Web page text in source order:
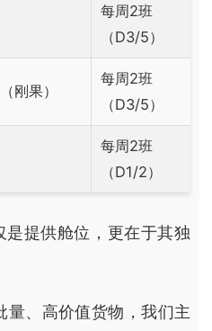
每周2班
（D3/5）
刚果）
每周2班
（D3/5）
每周2班
（D1/2）
是提供舱位，更在于其独
量、高价值货物，我们主